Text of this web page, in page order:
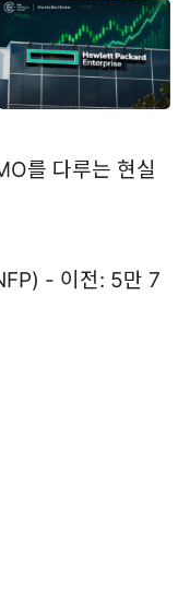
를 다루는 현실
- 이전: 5만 7